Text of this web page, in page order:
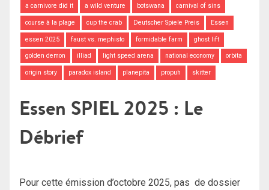
a carnivore did it a wild venture botswana carnival of sins
course à la plage cup the crab Deutscher Spiele Preis Essen
essen 2025 faust vs. mephisto formidable farm ghost lift
golden demon illiad light speed arena national economy orbita
origin story paradox island planepita propuh skitter
Essen SPIEL 2025 : Le
Débrief
Pour cette émission d’octobre 2025, pas de dossier